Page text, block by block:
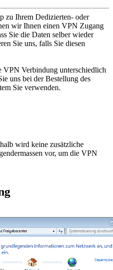
zu Ihrem Dedizierten- oder
wir Ihnen einen VPN Zugang
Sie die Daten selber wieder
Sie uns, falls Sie diesen
VPN Verbindung unterschiedlich
uns bei der Bestellung des
Sie verwenden.
wird keine zusätzliche
vor, um die VPN